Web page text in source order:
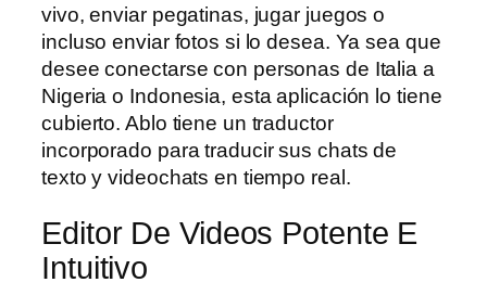
vivo, enviar pegatinas, jugar juegos o
incluso enviar fotos si lo desea. Ya sea que
desee conectarse con personas de Italia a
Nigeria o Indonesia, esta aplicación lo tiene
cubierto. Ablo tiene un traductor
incorporado para traducir sus chats de
texto y videochats en tiempo real.
Editor De Videos Potente E
Intuitivo